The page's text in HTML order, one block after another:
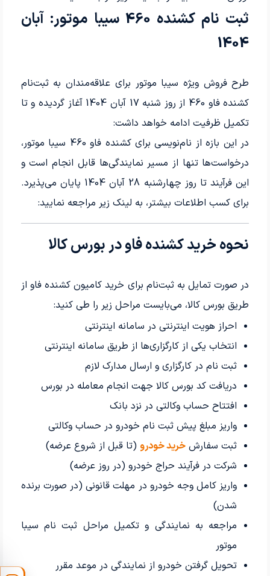
ثبت نام کشنده 460 سیبا موتور: آبان
1404
طرح فروش ویژه سیبا موتور برای علاقه‌مندان به ثبت‌نام
کشنده فاو 460 از روز شنبه 17 آبان 1404 آغاز گردیده و تا
تکمیل ظرفیت ادامه خواهد داشت:
در این بازه از نام‌نویسی برای کشنده فاو 460 سیبا موتور،
درخواست‌ها تنها از مسیر نمایندگی‌ها قابل انجام است و
این فرآیند تا روز چهارشنبه 28 آبان 1404 پایان می‌پذیرد.
برای کسب اطلاعات بیشتر، به لینک زیر مراجعه نمایید:
نحوه خرید کشنده فاو در بورس کالا
در صورت تمایل به ثبت‌نام برای خرید کامیون‌ کشنده فاو از
طریق بورس کالا، می‌بایست مراحل زیر را طی کنید:
احراز هویت اینترنتی در سامانه اینترنتی
انتخاب یکی از کارگزاری‌ها از طریق سامانه اینترنتی
ثبت نام در کارگزاری و ارسال مدارک لازم
دریافت کد بورس کالا جهت انجام معامله در بورس
افتتاح حساب وکالتی در نزد بانک
واریز مبلغ پیش ثبت نام خودرو در حساب وکالتی
ثبت سفارش خرید خودرو(تا قبل از شروع عرضه)
شرکت در فرآیند حراج خودرو (در روز عرضه)
واریز کامل وجه خودرو در مهلت قانونی (در صورت برنده
شدن)
مراجعه به نمایندگی و تکمیل مراحل ثبت نام سیبا
موتور
تحویل گرفتن خودرو از نمایندگی در موعد مقرر